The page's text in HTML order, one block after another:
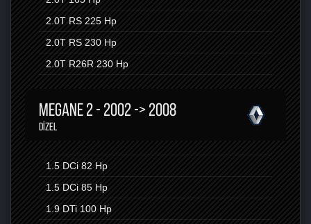
2.0T RS 225 Hp
2.0T RS 230 Hp
2.0T R26R 230 Hp
MEGANE 2 - 2002 -> 2008
DIZEL
1.5 DCi 82 Hp
1.5 DCi 85 Hp
1.9 DTi 100 Hp